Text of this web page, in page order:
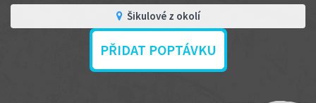
Šikulové z okolí
PŘIDAT POPTÁVKU